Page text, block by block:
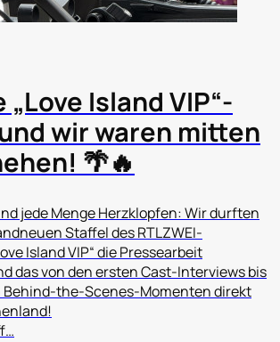
„Love Island VIP“-
wir waren mitten
🌴🔥
jede Menge Herzklopfen: Wir durften
Staffel des RTLZWEI-
Island VIP“ die Pressearbeit
das von den ersten Cast-Interviews bis
Behind-the-Scenes-Momenten direkt